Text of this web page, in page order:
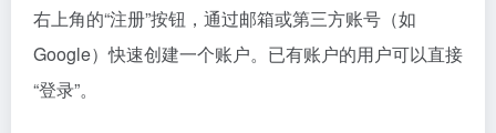
右上角的“注册”按钮，通过邮箱或第三方账号（如
Google）快速创建一个账户。已有账户的用户可以直接
“登录”。